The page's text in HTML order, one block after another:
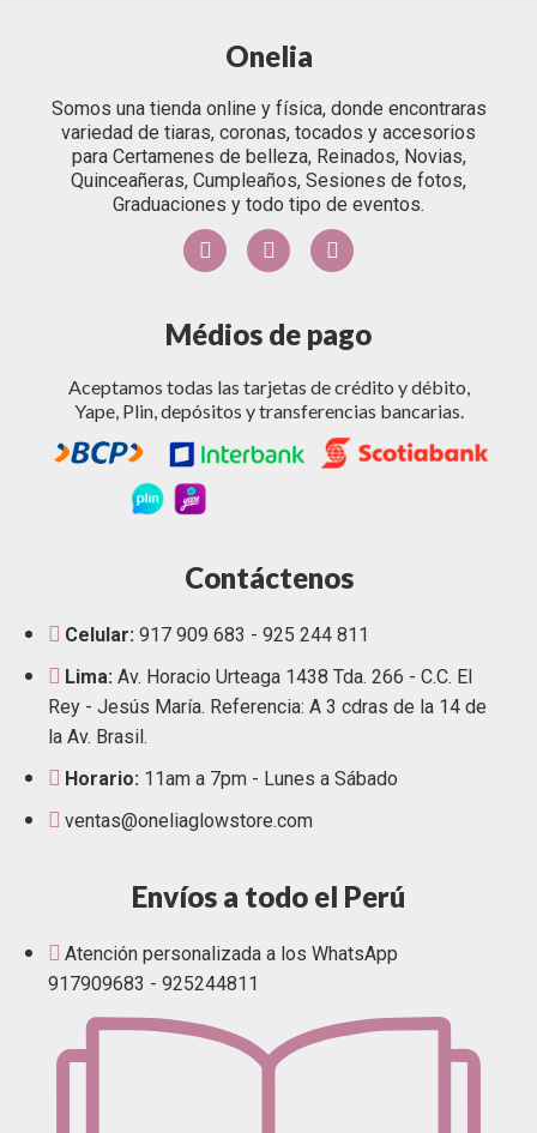
Onelia
Somos una tienda online y física, donde encontraras
variedad de tiaras, coronas, tocados y accesorios
para Certamenes de belleza, Reinados, Novias,
Quinceañeras, Cumpleaños, Sesiones de fotos,
Graduaciones y todo tipo de eventos.
Médios de pago
Aceptamos todas las tarjetas de crédito y débito,
Yape, Plin, depósitos y transferencias bancarias.
Contáctenos
Celular: 917 909 683 - 925 244 811
Lima: Av. Horacio Urteaga 1438 Tda. 266 - C.C. El
Rey - Jesús María. Referencia: A 3 cdras de la 14 de
la Av. Brasil.
Horario: 11am a 7pm - Lunes a Sábado
ventas@oneliaglowstore.com
Envíos a todo el Perú
Atención personalizada a los WhatsApp
917909683 - 925244811